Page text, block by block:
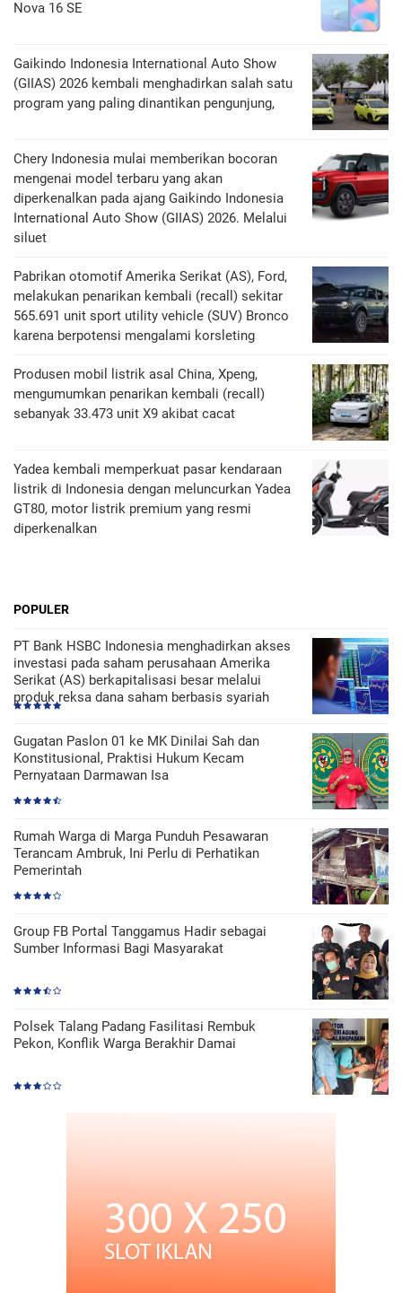
Nova 16 SE
Gaikindo Indonesia International Auto Show
(GIIAS) 2026 kembali menghadirkan salah satu
program yang paling dinantikan pengunjung,
Chery Indonesia mulai memberikan bocoran
mengenai model terbaru yang akan
diperkenalkan pada ajang Gaikindo Indonesia
International Auto Show (GIIAS) 2026. Melalui
siluet
Pabrikan otomotif Amerika Serikat (AS), Ford,
melakukan penarikan kembali (recall) sekitar
565.691 unit sport utility vehicle (SUV) Bronco
karena berpotensi mengalami korsleting
Produsen mobil listrik asal China, Xpeng,
mengumumkan penarikan kembali (recall)
sebanyak 33.473 unit X9 akibat cacat
Yadea kembali memperkuat pasar kendaraan
listrik di Indonesia dengan meluncurkan Yadea
GT80, motor listrik premium yang resmi
diperkenalkan
POPULER
PT Bank HSBC Indonesia menghadirkan akses
investasi pada saham perusahaan Amerika
Serikat (AS) berkapitalisasi besar melalui
produk reksa dana saham berbasis syariah
Gugatan Paslon 01 ke MK Dinilai Sah dan
Konstitusional, Praktisi Hukum Kecam
Pernyataan Darmawan Isa
Rumah Warga di Marga Punduh Pesawaran
Terancam Ambruk, Ini Perlu di Perhatikan
Pemerintah
Group FB Portal Tanggamus Hadir sebagai
Sumber Informasi Bagi Masyarakat
Polsek Talang Padang Fasilitasi Rembuk
Pekon, Konflik Warga Berakhir Damai